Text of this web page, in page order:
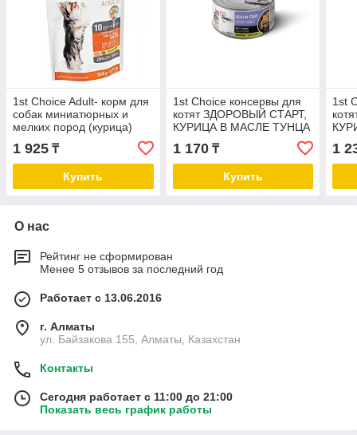
1st Choice Adult- корм для
собак миниатюрных и
мелких пород (курица)
1 925 ₸
Купить
1st Choice консервы для
котят ЗДОРОВЫЙ СТАРТ,
КУРИЦА В МАСЛЕ ТУНЦА
1 170₸
Купить
1st
1
О нас
Рейтинг не сформирован
Менее 5 отзывов за последний год
Работает с 13.06.2016
г. Алматы
ул. Байзакова 155, Алматы, Казахстан
Контакты
Сегодня работает с 11:00 до 21:00
Показать весь график работы